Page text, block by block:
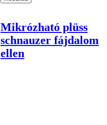
Mikrózható plüss
schnauzer fájdalom
ellen